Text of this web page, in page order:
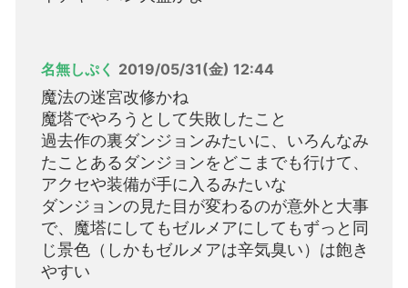
名無しぷく 2019/05/31(金) 12:44
魔法の迷宮改修かね
魔塔でやろうとして失敗したこと
過去作の裏ダンジョンみたいに、いろんなみ
たことあるダンジョンをどこまでも行けて、
アクセや装備が手に入るみたいな
ダンジョンの見た目が変わるのが意外と大事
で、魔塔にしてもゼルメアにしてもずっと同
じ景色（しかもゼルメアは辛気臭い）は飽き
やすい